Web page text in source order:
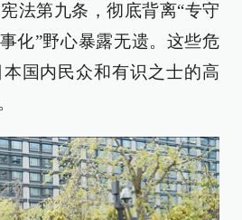
法第九条，彻底背离“专守
化”野心暴露无遗。这些危
国内民众和有识之士的高